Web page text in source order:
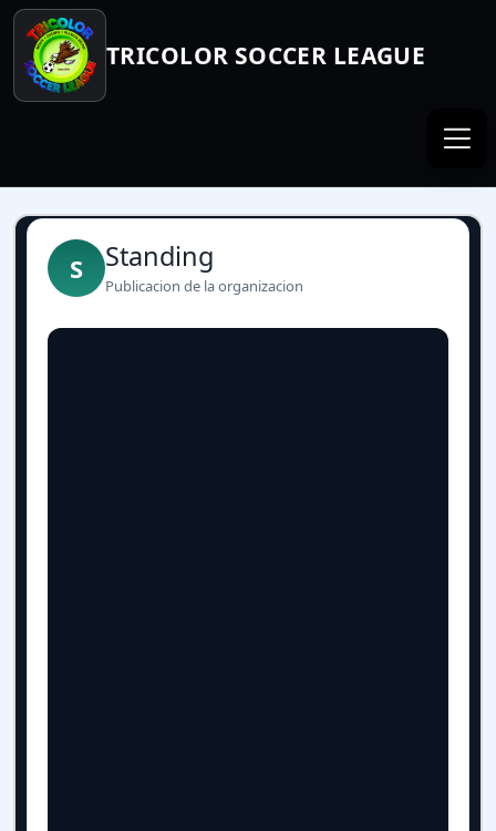
TRICOLOR SOCCER LEAGUE
S Standing
Publicacion de la organizacion